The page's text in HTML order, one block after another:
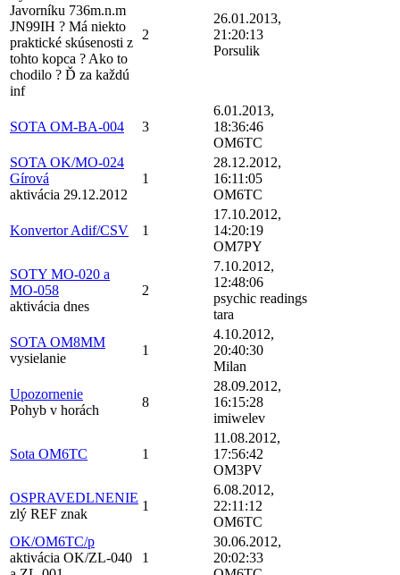
Javorníku 736m.n.m
JN99IH ? Má niekto
praktické skúsenosti z
tohto kopca ? Ako to
chodilo ? Ď za každú
inf
2
26.01.2013,
21:20:13
Porsulik
SOTA OM-BA-004 3
6.01.2013,
18:36:46
OM6TC
SOTA OK/MO-024
Gírová
aktivácia 29.12.2012
1
28.12.2012,
16:11:05
OM6TC
Konvertor Adif/CSV 1
17.10.2012,
14:20:19
OM7PY
SOTY MO-020 a
MO-058
aktivácia dnes
2
7.10.2012,
12:48:06
psychic readings
tara
SOTA OM8MM
vysielanie
1
4.10.2012,
20:40:30
Milan
Upozornenie
Pohyb v horách
8
28.09.2012,
16:15:28
imiwelev
Sota OM6TC 1
11.08.2012,
17:56:42
OM3PV
OSPRAVEDLNENIE
zlý REF znak
1
6.08.2012,
22:11:12
OM6TC
OK/OM6TC/p
aktivácia OK/ZL-040
1
30.06.2012,
20:02:33